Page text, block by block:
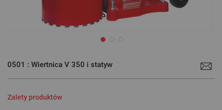
0501 : Wiertnica V 350 i statyw
Zalety produktów
początek